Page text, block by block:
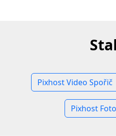
Pixhost Video Spořič
Pixhost